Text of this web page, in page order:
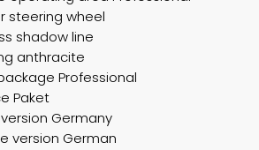
steering wheel
shadow line
anthracite
Professional
Paket
Germany
version German